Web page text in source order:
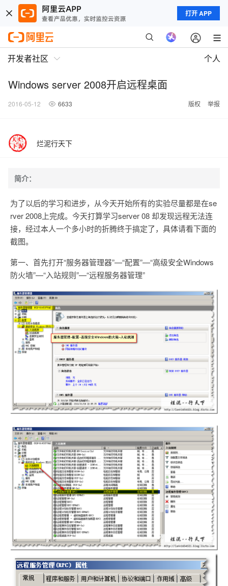
打开 APP
开发者社区 个人
Windows server 2008开启远程桌面
2016-05-12 6633 版权 举报
烂泥行天下
简介：
为了以后的学习和进步，从今天开始所有的实验尽量都是在se
rver 2008上完成。今天打算学习server 08 却发现远程无法连
接，经过本人一个多小时的折腾终于搞定了，具体请看下面的
截图。
第一、首先打开“服务器管理器”—“配置”—“高级安全Windows
防火墙”—“入站规则”—“远程服务器管理”